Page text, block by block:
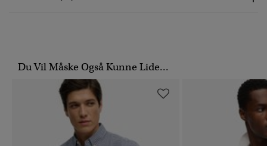
Du Vil Måske Også Kunne Lide...